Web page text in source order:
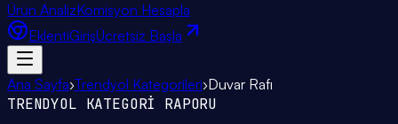
Ürün AnalizKomisyon Hesapla
EklentiGirişÜcretsiz Başla
Ana Sayfa›Trendyol Kategorileri›Duvar Rafı
TRENDYOL KATEGORİ RAPORU